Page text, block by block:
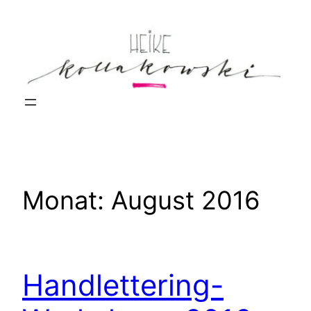
Monat: August 2016
Handlettering-